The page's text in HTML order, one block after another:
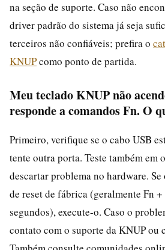
na seção de suporte. Caso não
driver padrão do sistema já seja
terceiros não confiáveis; prefira o
KNUPcomo ponto de partida.
Meu teclado KNUP não
responde a comandos Fn. O
Primeiro, verifique se o cabo USB
tente outra porta. Teste também em
descartar problema no hardware.
de reset de fábrica (geralmente Fn
segundos), execute-o. Caso o
contato com o suporte da KNUP ou